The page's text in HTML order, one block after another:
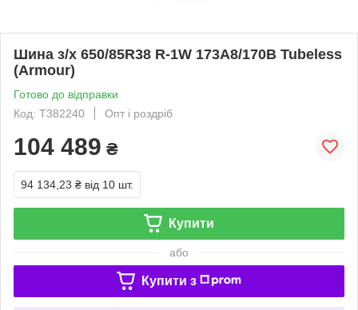
Шина з/х 650/85R38 R-1W 173A8/170B Tubeless
(Armour)
Готово до відправки
Код: T382240
Опт і роздріб
104 489 ₴
94 134,23 ₴ від 10 шт.
Купити
або
Купити з